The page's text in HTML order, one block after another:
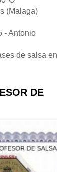
(Malaga)
- Antonio
de salsa en
DE